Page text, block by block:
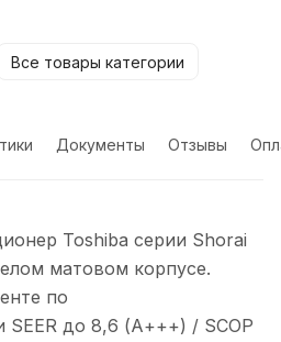
Все товары категории
Документы Отзывы
Toshiba серии Shorai
матовом корпусе.
по
SEER до 8,6 (А+++) / SCOP